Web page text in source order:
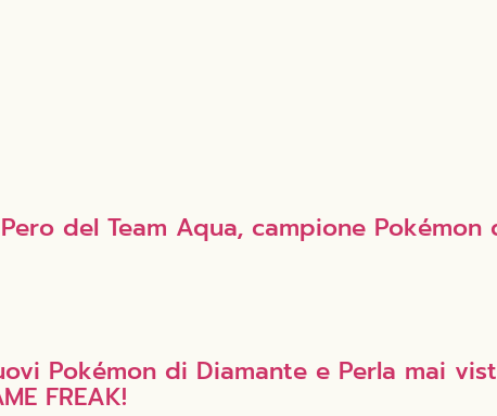
del Team Aqua, campione Pokémon
Pokémon di Diamante e Perla mai
FREAK!